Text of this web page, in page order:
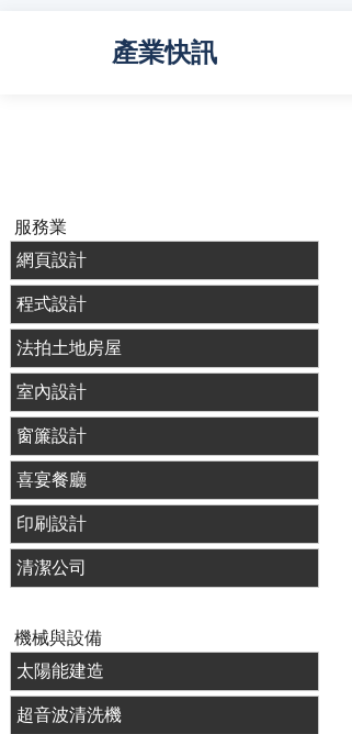
產業快訊
服務業
網頁設計
程式設計
法拍土地房屋
室內設計
窗簾設計
喜宴餐廳
印刷設計
清潔公司
機械與設備
太陽能建造
超音波清洗機